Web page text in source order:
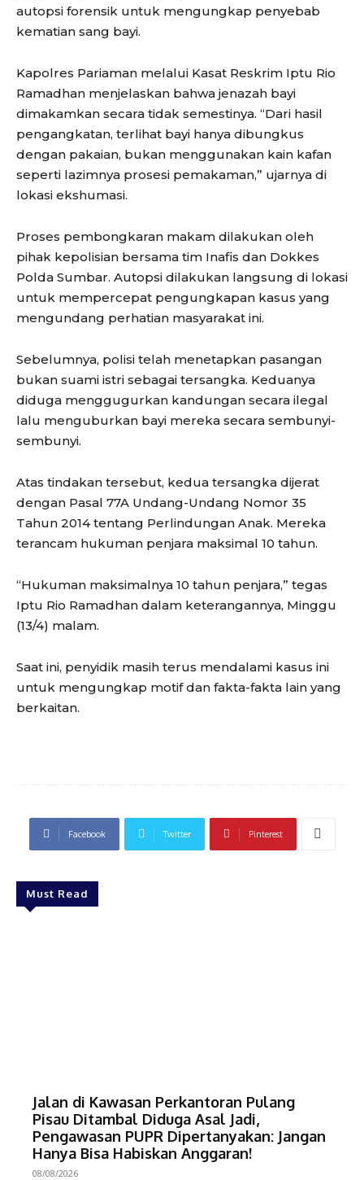
autopsi forensik untuk mengungkap penyebab
kematian sang bayi.
Kapolres Pariaman melalui Kasat Reskrim Iptu Rio
Ramadhan menjelaskan bahwa jenazah bayi
dimakamkan secara tidak semestinya. “Dari hasil
pengangkatan, terlihat bayi hanya dibungkus
dengan pakaian, bukan menggunakan kain kafan
seperti lazimnya prosesi pemakaman,” ujarnya di
lokasi ekshumasi.
Proses pembongkaran makam dilakukan oleh
pihak kepolisian bersama tim Inafis dan Dokkes
Polda Sumbar. Autopsi dilakukan langsung di lokasi
untuk mempercepat pengungkapan kasus yang
mengundang perhatian masyarakat ini.
Sebelumnya, polisi telah menetapkan pasangan
bukan suami istri sebagai tersangka. Keduanya
diduga menggugurkan kandungan secara ilegal
lalu menguburkan bayi mereka secara sembunyi-
sembunyi.
Atas tindakan tersebut, kedua tersangka dijerat
dengan Pasal 77A Undang-Undang Nomor 35
Tahun 2014 tentang Perlindungan Anak. Mereka
terancam hukuman penjara maksimal 10 tahun.
“Hukuman maksimalnya 10 tahun penjara,” tegas
Iptu Rio Ramadhan dalam keterangannya, Minggu
(13/4) malam.
Saat ini, penyidik masih terus mendalami kasus ini
untuk mengungkap motif dan fakta-fakta lain yang
berkaitan.
Facebook Twitter Pinterest
Must Read
Jalan di Kawasan Perkantoran Pulang
Pisau Ditambal Diduga Asal Jadi,
Pengawasan PUPR Dipertanyakan: Jangan
Hanya Bisa Habiskan Anggaran!
08/08/2026